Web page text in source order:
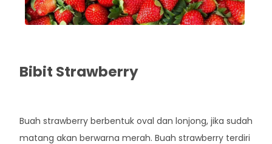
Bibit Strawberry
Buah strawberry berbentuk oval dan lonjong, jika sudah
matang akan berwarna merah. Buah strawberry terdiri